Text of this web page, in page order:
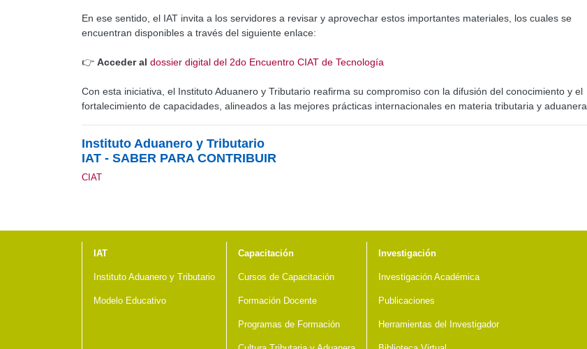
En ese sentido, el IAT invita a los servidores a revisar y aprovechar estos importantes materiales, los cuales se
encuentran disponibles a través del siguiente enlace:
👉 Acceder al dossier digital del 2do Encuentro CIAT de Tecnología
Con esta iniciativa, el Instituto Aduanero y Tributario reafirma su compromiso con la difusión del conocimiento y el
fortalecimiento de capacidades, alineados a las mejores prácticas internacionales en materia tributaria y aduanera.
Instituto Aduanero y Tributario
IAT - SABER PARA CONTRIBUIR
CIAT
Menú del pie
IAT
Instituto Aduanero y Tributario
Modelo Educativo
Capacitación
Cursos de Capacitación
Formación Docente
Programas de Formación
Investigación
Investigación Académica
Publicaciones
Herramientas del Investigador